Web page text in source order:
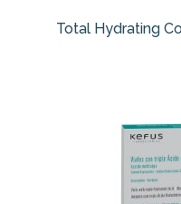
Total Hydrating